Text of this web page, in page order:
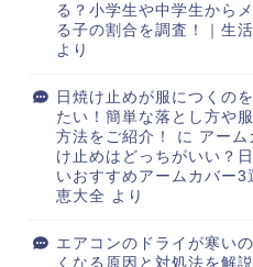
る？小学生や中学生から
る子の割合を調査！｜生
より
日焼け止めが服につくの
たい！簡単な落とし方や
方法をご紹介！
に アーム
け止めはどっちがいい？
いおすすめアームカバー3
恵大全 より
エアコンのドライが寒い
くなる原因と対処法を解